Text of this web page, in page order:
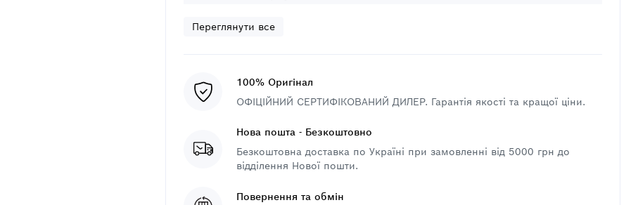
Переглянути все
100% Оригінал
ОФІЦІЙНИЙ СЕРТИФІКОВАНИЙ ДИЛЕР. Гарантія якості та кращої ціни.
Нова пошта - Безкоштовно
Безкоштовна доставка по Україні при замовленні від 5000 грн до
відділення Нової пошти.
Повернення та обмін